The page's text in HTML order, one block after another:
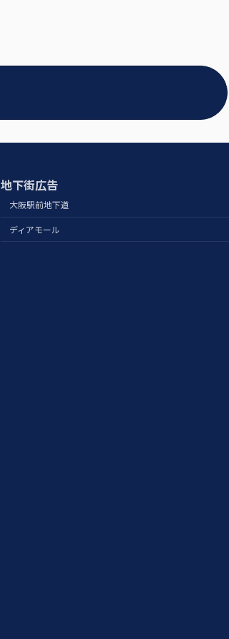
地下街広告
大阪駅前地下道
ディアモール